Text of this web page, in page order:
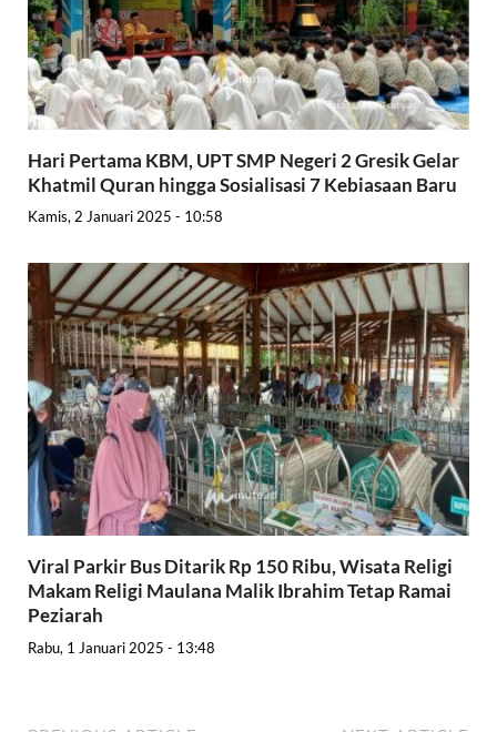
Hari Pertama KBM, UPT SMP Negeri 2 Gresik Gelar
Khatmil Quran hingga Sosialisasi 7 Kebiasaan Baru
Kamis, 2 Januari 2025 - 10:58
Viral Parkir Bus Ditarik Rp 150 Ribu, Wisata Religi
Makam Religi Maulana Malik Ibrahim Tetap Ramai
Peziarah
Rabu, 1 Januari 2025 - 13:48